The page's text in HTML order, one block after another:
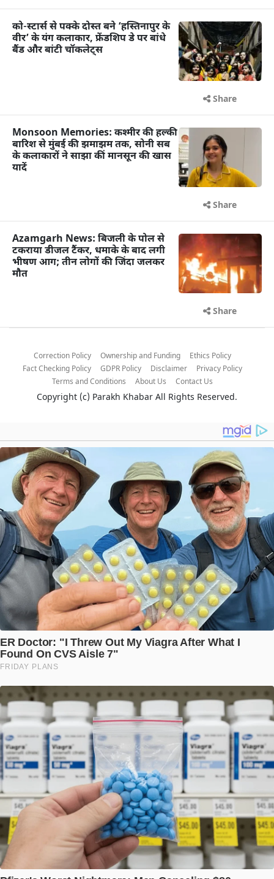
को-स्टार्स से पक्के दोस्त बने ‘हस्तिनापुर के
वीर’ के यंग कलाकार, फ्रेंडशिप डे पर बांधे
बैंड और बांटी चॉकलेट्स
Share
Monsoon Memories: कश्मीर की हल्की
बारिश से मुंबई की झमाझम तक, सोनी सब
के कलाकारों ने साझा कीं मानसून की खास
यादें
Share
Azamgarh News: बिजली के पोल से
टकराया डीजल टैंकर, धमाके के बाद लगी
भीषण आग; तीन लोगों की जिंदा जलकर
मौत
Share
Correction Policy Ownership and Funding
Ethics Policy
Fact Checking Policy
GDPR Policy Disclaimer
Privacy Policy
Terms and Conditions
About Us Contact Us
Copyright (c) Parakh Khabar All Rights Reserved.